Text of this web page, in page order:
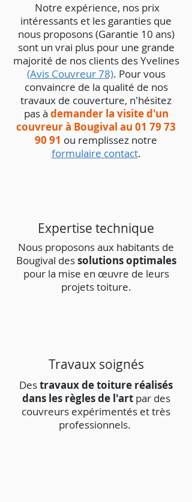
Notre expérience, nos prix
intéressants et les garanties que
nous proposons (Garantie 10 ans)
sont un vrai plus pour une grande
majorité de nos clients des Yvelines
(Avis Couvreur 78). Pour vous
convaincre de la qualité de nos
travaux de couverture, n'hésitez
pas à demander la visite d'un
couvreur à Bougival au 01 79 73
90 91 ou remplissez notre
formulaire contact.
Expertise technique
Nous proposons aux habitants de
Bougival dessolutions optimales
pour la mise en œuvre de leurs
projets toiture.
Travaux soignés
Destravaux de toiture réalisés
dans les règles de l'artpar des
couvreurs expérimentés et très
professionnels.